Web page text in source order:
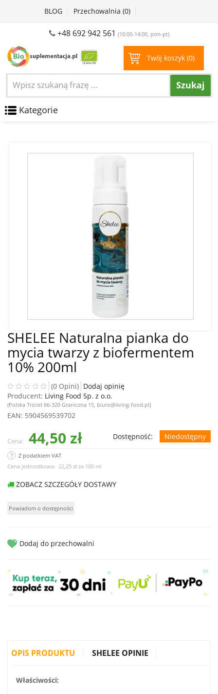
BLOG Przechowalnia (0)
+48 692 942 561 (10:00-14:00, pon-pt)
Twój koszyk (0)
Szukaj
Kategorie
SHELEE Naturalna pianka do
mycia twarzy z biofermentem
10% 200ml
(0 Opini) Dodaj opinię
Producent: Living Food Sp. z o.o.
(Polska Trzciel 66-320 Graniczna 15, biuro@living-food.pl)
EAN: 5904569539702
Cena: 44,50 zł Dostępność: Niedostępny
Z podatkiem VAT
Cena jednostkowa: 22,25 zł za 100 ml
ZOBACZ SZCZEGÓŁY DOSTAWY
Dodaj do przechowalni
OPIS PRODUKTU SHELEE OPINIE
Właściwości: